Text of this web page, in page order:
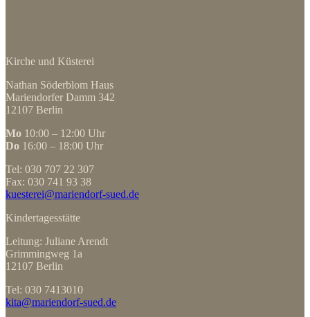
Kirche und Küsterei
Nathan Söderblom Haus
Mariendorfer Damm 342
12107 Berlin
Mo 10:00 – 12:00 Uhr
Do 16:00 – 18:00 Uhr
Tel: 030 707 22 307
Fax: 030 741 93 38
kuesterei@mariendorf-sued.de
Kindertagesstätte
Leitung: Juliane Arendt
Grimmingweg 1a
12107 Berlin
Tel: 030 7413010
kita@mariendorf-sued.de